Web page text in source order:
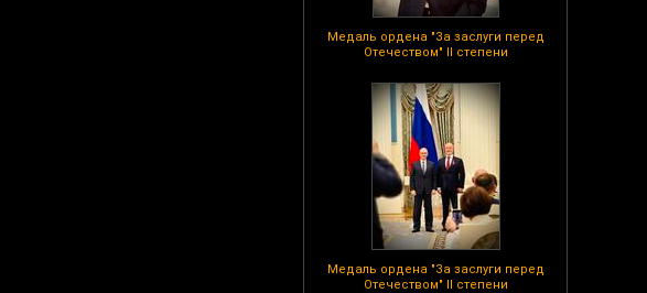
Медаль ордена "За заслуги перед
Отечеством" II степени
Медаль ордена "За заслуги перед
Отечеством" II степени